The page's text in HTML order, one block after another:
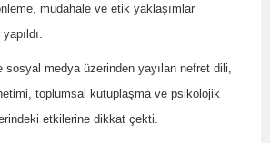
müdahale ve etik yaklaşımlar
sosyal medya üzerinden yayılan nefret dili,
toplumsal kutuplaşma ve psikolojik
etkilerine dikkat çekti.